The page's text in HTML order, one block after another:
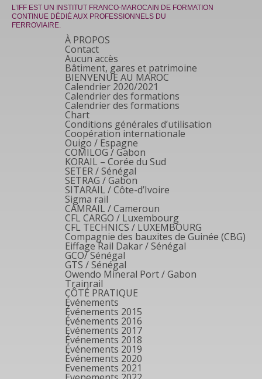
L’IFF EST UN INSTITUT FRANCO-MAROCAIN DE FORMATION
CONTINUE DÉDIÉ AUX PROFESSIONNELS DU
FERROVIAIRE.
À PROPOS
Contact
Aucun accès
Bâtiment, gares et patrimoine
BIENVENUE AU MAROC
Calendrier 2020/2021
Calendrier des formations
Calendrier des formations
Chart
Conditions générales d’utilisation
Coopération internationale
Ouigo / Espagne
COMILOG / Gabon
KORAIL – Corée du Sud
SETER / Sénégal
SETRAG / Gabon
SITARAIL / Côte-d’Ivoire
Sigma rail
CAMRAIL / Cameroun
CFL CARGO / Luxembourg
CFL TECHNICS / LUXEMBOURG
Compagnie des bauxites de Guinée (CBG)
Eiffage Rail Dakar / Sénégal
GCO/ Sénégal
GTS / Sénégal
Owendo Mineral Port / Gabon
Trainrail
CÔTÉ PRATIQUE
Événements
Événements 2015
Événements 2016
Événements 2017
Événements 2018
Événements 2019
Événements 2020
Evenements 2021